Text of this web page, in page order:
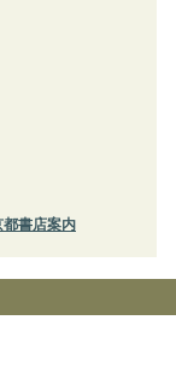
都書店案内